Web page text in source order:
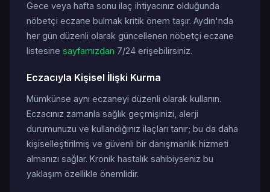
Gece veya hafta sonu ilaç ihtiyacınız olduğunda
nöbetçi eczane bulmak kritik önem taşır. Aydın'nda
her gün düzenli olarak güncellenen nöbetçi eczane
listesine sayfamızdan 7/24 erişebilirsiniz.
Eczacıyla Kişisel İlişki Kurma
Mümkünse aynı eczaneyi düzenli olarak kullanın.
Eczacınız zamanla sağlık geçmişinizi, alerji
durumunuzu ve kullandığınız ilaçları tanır; bu da daha
kişiselleştirilmiş ve güvenli bir danışmanlık hizmeti
almanızı sağlar. Kronik hastalık sahibiyseniz bu
yaklaşım özellikle önemlidir.